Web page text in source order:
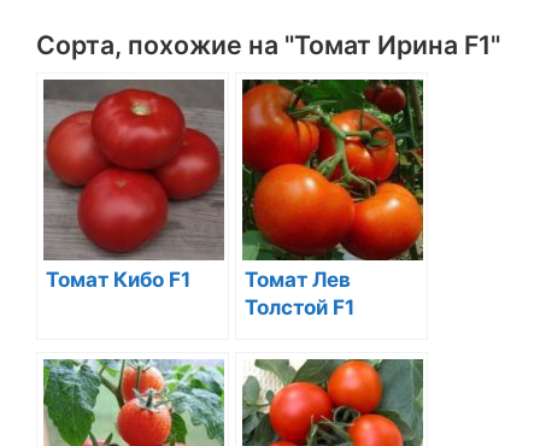
Сорта, похожие на "Томат Ирина F1"
Томат Кибо F1
Томат Лев
Толстой F1